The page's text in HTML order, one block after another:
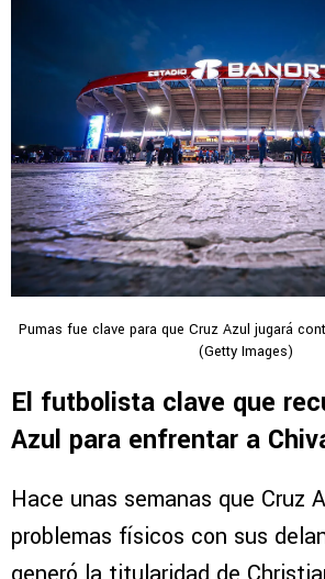
Pumas fue clave para que Cruz Azul jugará
(Getty Images)
El futbolista clave que
Azul para enfrentar a
Hace unas semanas que Cruz
problemas físicos con sus